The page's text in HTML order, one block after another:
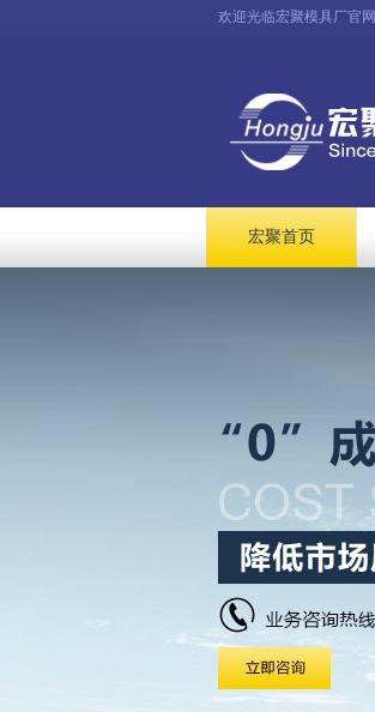
欢迎光临宏聚模具厂官网
宏聚首页